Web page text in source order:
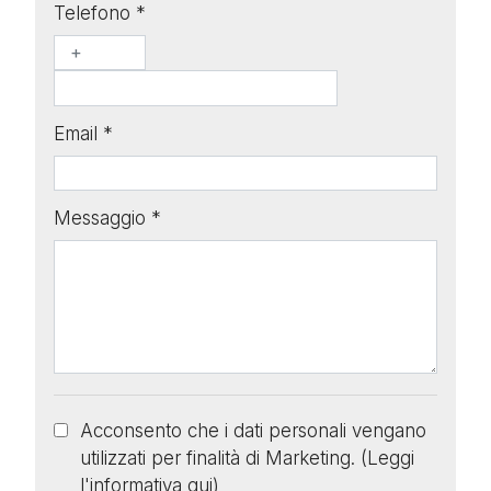
Telefono *
Email *
Messaggio *
Acconsento che i dati personali vengano
utilizzati per finalità di Marketing. (Leggi
l'informativa qui)